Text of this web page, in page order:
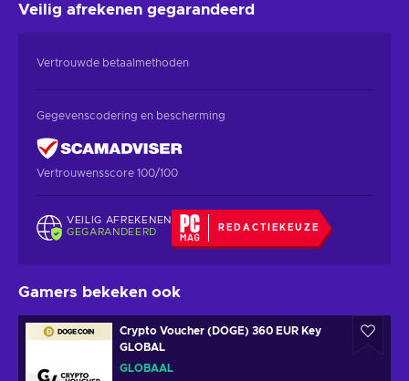
Veilig afrekenen gegarandeerd
Vertrouwde betaalmethoden
Gegevenscodering en bescherming
Vertrouwensscore 100/100
VEILIG AFREKENEN
GEGARANDEERD
REDACTIEKEUZE
Gamers bekeken ook
Crypto Voucher (DOGE) 360 EUR Key
GLOBAL
GLOBAAL